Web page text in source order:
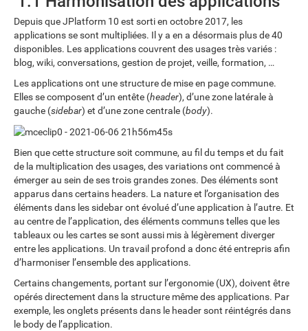
Depuis que JPlatform 10 est sorti en octobre 2017, les
applications se sont multipliées. Il y a en a désormais plus de 40
disponibles. Les applications couvrent des usages très variés :
blog, wiki, conversations, gestion de projet, veille, formation, …
Les applications ont une structure de mise en page commune.
Elles se composent d’un entête (header), d’une zone latérale à
gauche (sidebar) et d’une zone centrale (body).
Bien que cette structure soit commune, au fil du temps et du fait
de la multiplication des usages, des variations ont commencé à
émerger au sein de ses trois grandes zones. Des éléments sont
apparus dans certains headers. La nature et l’organisation des
éléments dans les sidebar ont évolué d’une application à l’autre. Et
au centre de l’application, des éléments communs telles que les
tableaux ou les cartes se sont aussi mis à légèrement diverger
entre les applications. Un travail profond a donc été entrepris afin
d’harmoniser l’ensemble des applications.
Certains changements, portant sur l’ergonomie (UX), doivent être
opérés directement dans la structure même des applications. Par
exemple, les onglets présents dans le header sont réintégrés dans
le body de l’application.